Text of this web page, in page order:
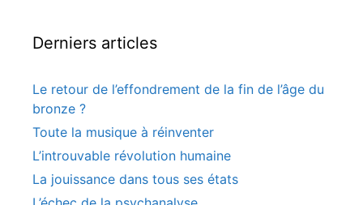
Derniers articles
Le retour de l’effondrement de la fin de l’âge du
bronze ?
Toute la musique à réinventer
L’introuvable révolution humaine
La jouissance dans tous ses états